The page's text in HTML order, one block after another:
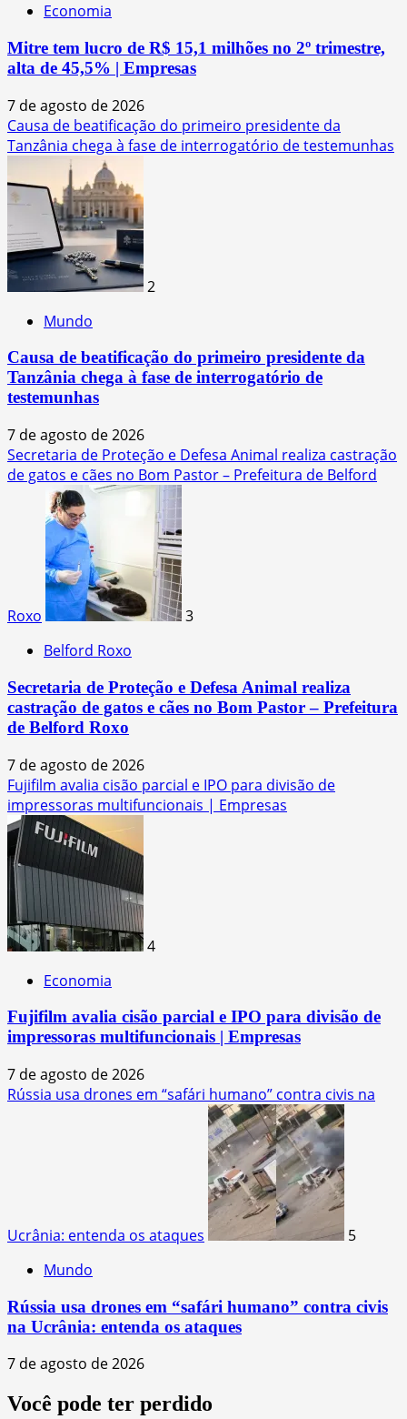
Economia
Mitre tem lucro de R$ 15,1 milhões no 2º trimestre,
alta de 45,5% | Empresas
7 de agosto de 2026
Causa de beatificação do primeiro presidente da
Tanzânia chega à fase de interrogatório de testemunhas
2
Mundo
Causa de beatificação do primeiro presidente da
Tanzânia chega à fase de interrogatório de
testemunhas
7 de agosto de 2026
Secretaria de Proteção e Defesa Animal realiza castração
de gatos e cães no Bom Pastor – Prefeitura de Belford
Roxo
3
Belford Roxo
Secretaria de Proteção e Defesa Animal realiza
castração de gatos e cães no Bom Pastor – Prefeitura
de Belford Roxo
7 de agosto de 2026
Fujifilm avalia cisão parcial e IPO para divisão de
impressoras multifuncionais | Empresas
4
Economia
Fujifilm avalia cisão parcial e IPO para divisão de
impressoras multifuncionais | Empresas
7 de agosto de 2026
Rússia usa drones em “safári humano” contra civis na
Ucrânia: entenda os ataques
5
Mundo
Rússia usa drones em “safári humano” contra civis
na Ucrânia: entenda os ataques
7 de agosto de 2026
Você pode ter perdido